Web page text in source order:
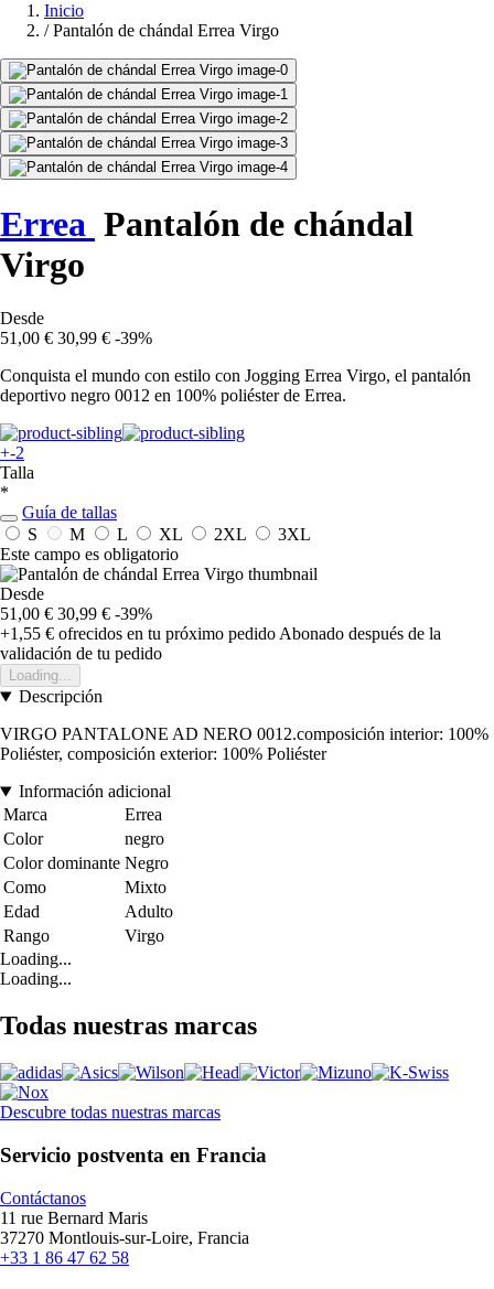
Inicio
/ Pantalón de chándal Errea Virgo
Errea Pantalón de chándal
Virgo
Desde
51,00 € 30,99 € -39%
Conquista el mundo con estilo con Jogging Errea Virgo, el pantalón
deportivo negro 0012 en 100% poliéster de Errea.
+-2
Talla
*
Guía de tallas
S
M L XL 2XL
3XL
Este campo es obligatorio
Desde
51,00 € 30,99 € -39%
+1,55 € ofrecidos en tu próximo pedido Abonado después de la
validación de tu pedido
Loading...
Descripción
VIRGO PANTALONE AD NERO 0012.composición interior: 100%
Poliéster, composición exterior: 100% Poliéster
Información adicional
Marca
Errea
Color
negro
Color dominante Negro
Como
Mixto
Edad
Adulto
Rango
Virgo
Loading...
Loading...
Todas nuestras marcas
Descubre todas nuestras marcas
Servicio postventa en Francia
Contáctanos
11 rue Bernard Maris
37270 Montlouis-sur-Loire, Francia
+33 1 86 47 62 58